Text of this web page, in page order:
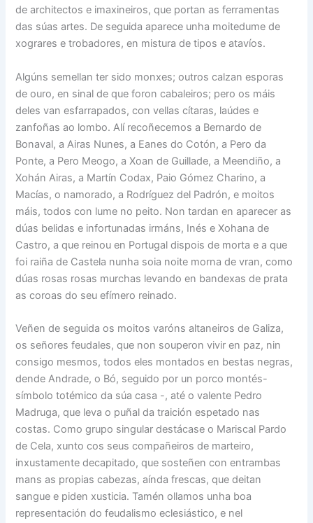
de architectos e imaxineiros, que portan as ferramentas
das súas artes. De seguida aparece unha moitedume de
xograres e trobadores, en mistura de tipos e atavíos.
Algúns semellan ter sido monxes; outros calzan esporas
de ouro, en sinal de que foron cabaleiros; pero os máis
deles van esfarrapados, con vellas cítaras, laúdes e
zanfoñas ao lombo. Alí recoñecemos a Bernardo de
Bonaval, a Airas Nunes, a Eanes do Cotón, a Pero da
Ponte, a Pero Meogo, a Xoan de Guillade, a Meendiño, a
Xohán Airas, a Martín Codax, Paio Gómez Charino, a
Macías, o namorado, a Rodríguez del Padrón, e moitos
máis, todos con lume no peito. Non tardan en aparecer as
dúas belidas e infortunadas irmáns, Inés e Xohana de
Castro, a que reinou en Portugal dispois de morta e a que
foi raiña de Castela nunha soia noite morna de vran, como
dúas rosas rosas murchas levando en bandexas de prata
as coroas do seu efímero reinado.
Veñen de seguida os moitos varóns altaneiros de Galiza,
os señores feudales, que non souperon vivir en paz, nin
consigo mesmos, todos eles montados en bestas negras,
dende Andrade, o Bó, seguido por un porco montés-
símbolo totémico da súa casa -, até o valente Pedro
Madruga, que leva o puñal da traición espetado nas
costas. Como grupo singular destácase o Mariscal Pardo
de Cela, xunto cos seus compañeiros de marteiro,
inxustamente decapitado, que sosteñen con entrambas
mans as propias cabezas, aínda frescas, que deitan
sangue e piden xusticia. Tamén ollamos unha boa
representación do feudalismo eclesiástico, e nel